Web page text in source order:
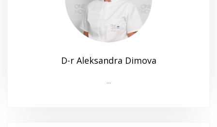
D-r Aleksandra Dimova
...